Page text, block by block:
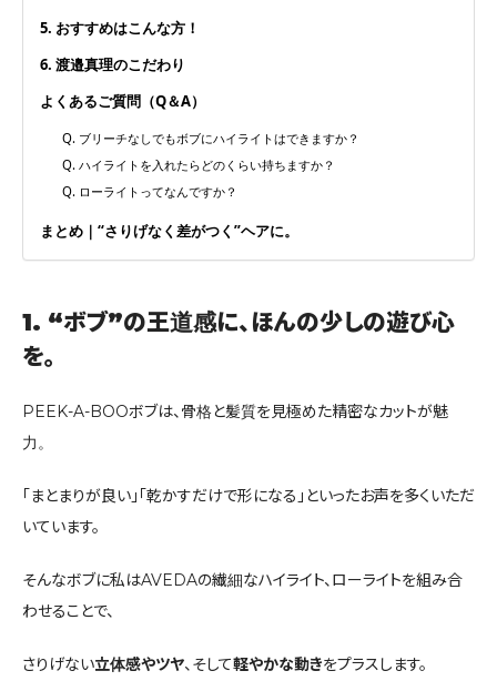
5. おすすめはこんな方！
6. 渡邉真理のこだわり
よくあるご質問（Q＆A）
Q. ブリーチなしでもボブにハイライトはできますか？
Q. ハイライトを入れたらどのくらい持ちますか？
Q. ローライトってなんですか？
まとめ｜“さりげなく差がつく”ヘアに。
1. “ボブ”の王道感に、ほんの少しの遊び心
を。
PEEK-A-BOOボブは、骨格と髪質を見極めた精密なカットが魅
力。
「まとまりが良い」「乾かすだけで形になる」といったお声を多くいただ
いています。
そんなボブに私はAVEDAの繊細なハイライト、ローライトを組み合
わせることで、
さりげない立体感やツヤ、そして軽やかな動きをプラスします。